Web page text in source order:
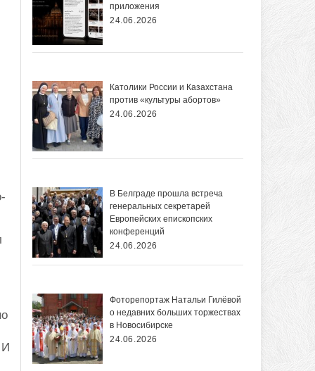
И
приложения
24.06.2026
Католики России и Казахстана
против «культуры абортов»
24.06.2026
В Белграде прошла встреча
генеральных секретарей
Европейских епископских
конференций
24.06.2026
Фоторепортаж Натальи Гилёвой
о недавних больших торжествах
в Новосибирске
24.06.2026